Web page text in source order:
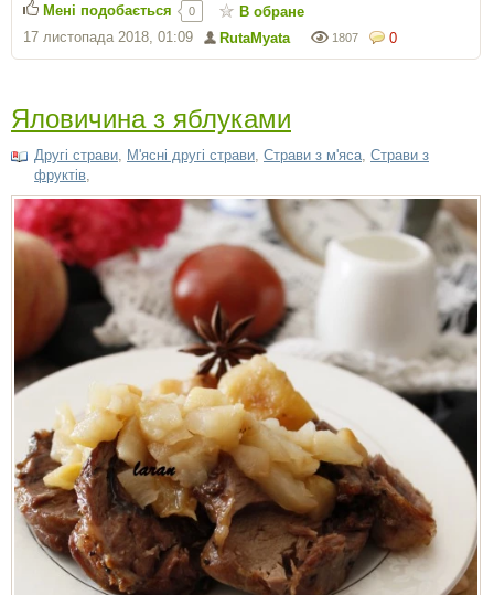
0
1807
RutaMyata
17 листопада 2018, 01:09
Мені подобається 0 В обране
Яловичина з яблуками
Другі страви М'ясні другі страви Страви з м'яса Страви з
фруктів